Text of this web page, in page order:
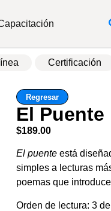
Certificación
Regresar
El Puente
$189.00
El puente está
simples a lecturas
poemas que
Orden de lectura: 3